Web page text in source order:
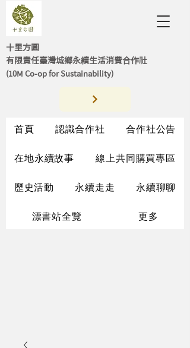
十里方圓
有限責任臺灣城鄉永續生活消費合作社
(10M Co-op for Sustainability)
首頁 認識合作社 合作社公告
在地永續故事 線上共同購買專區
歷史活動 永續走走 永續聊聊
漂書站全覽 更多